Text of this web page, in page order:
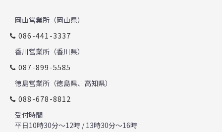
岡山営業所（岡山県）
086-441-3337
香川営業所（香川県）
087-899-5585
徳島営業所（徳島県、高知県）
088-678-8812
受付時間
平日10時30分～12時 / 13時30分～16時